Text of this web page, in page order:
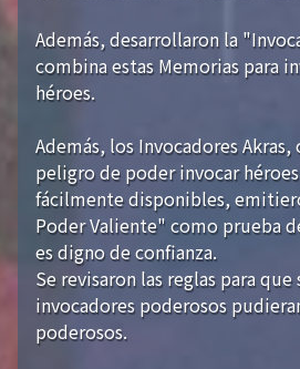
Además, desarrollaron la
combina estas Memorias para
héroes.
Además, los Invocadores
peligro de poder invocar
fácilmente disponibles,
Poder Valiente" como prueba
es digno de confianza.
Se revisaron las reglas para
invocadores poderosos
poderosos.